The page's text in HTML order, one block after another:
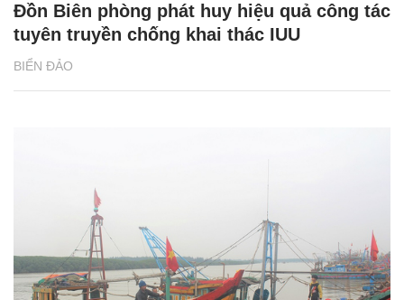
BIỂN ĐẢO
Đồn Biên phòng phát huy hiệu quả công tác
tuyên truyền chống khai thác IUU